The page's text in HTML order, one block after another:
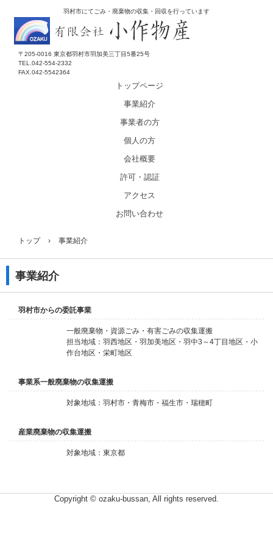
羽村市にてごみ・廃棄物の収集・回収を行っています
〒205-0016 東京都羽村市羽加美三丁目5番25号
TEL.042-554-2332
FAX.042-5542364
トップページ
事業紹介
事業者の方
個人の方
会社概要
許可・認証
アクセス
お問い合わせ
トップ › 事業紹介
事業紹介
羽村市からの委託事業
一般廃棄物・資源ごみ・有害ごみの収集運搬
担当地域：羽西地区・羽加美地区・羽中3～4丁目地区・小
作台地区・栄町地区
事業系一般廃棄物の収集運搬
対象地域：羽村市・青梅市・福生市・瑞穂町
産業廃棄物の収集運搬
対象地域：東京都
Copyright © ozaku-bussan, All rights reserved.